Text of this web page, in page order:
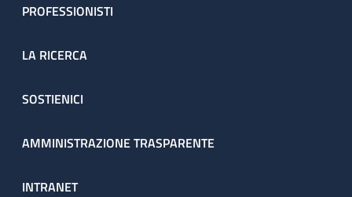
PROFESSIONISTI
LA RICERCA
SOSTIENICI
AMMINISTRAZIONE TRASPARENTE
INTRANET